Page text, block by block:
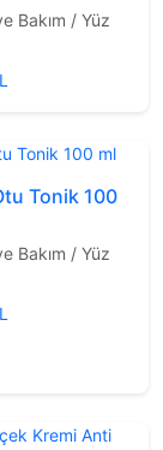
Bakım / Yüz
Tonik 100
Bakım / Yüz